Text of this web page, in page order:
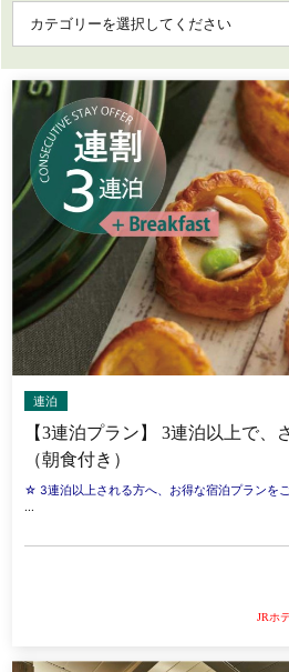
カテゴリーを選択してください
連泊
【3連泊プラン】 3連泊以上で、
（朝食付き）
☆ 3連泊以上される方へ、お得な宿泊プランを
...
JRホ